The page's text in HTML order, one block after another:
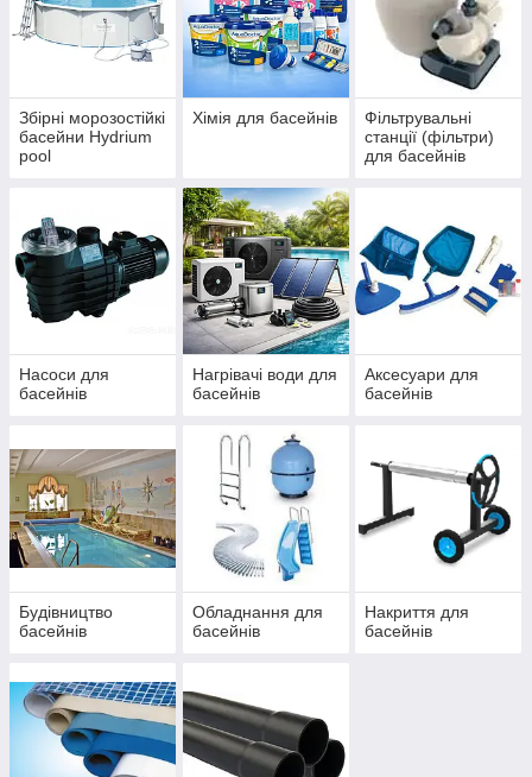
Збірні морозостійкі
басейни Hydrium
pool
Хімія для басейнів
Фільтрувальні
станції (фільтри)
для басейнів
Насоси для
басейнів
Нагрівачі води для
басейнів
Аксесуари для
басейнів
Будівництво
басейнів
Обладнання для
басейнів
Накриття для
басейнів